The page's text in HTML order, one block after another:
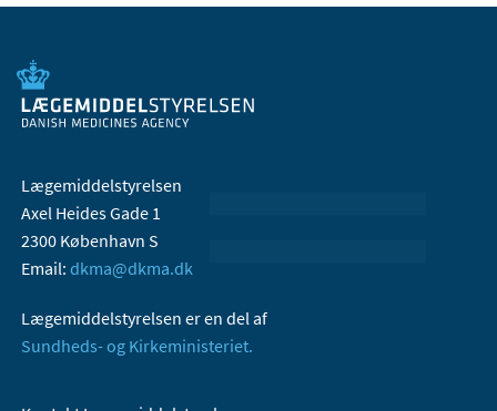
Lægemiddelstyrelsen
Axel Heides Gade 1
2300 København S
Email: dkma@dkma.dk
Lægemiddelstyrelsen er en del af
Sundheds- og Kirkeministeriet.